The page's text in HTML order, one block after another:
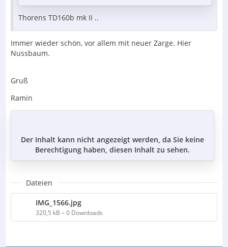
Thorens TD160b mk II ..
Immer wieder schön, vor allem mit neuer Zarge. Hier
Nussbaum.
Gruß
Ramin
Der Inhalt kann nicht angezeigt werden, da Sie keine
Berechtigung haben, diesen Inhalt zu sehen.
Dateien
IMG_1566.jpg
320,5 kB – 0 Downloads